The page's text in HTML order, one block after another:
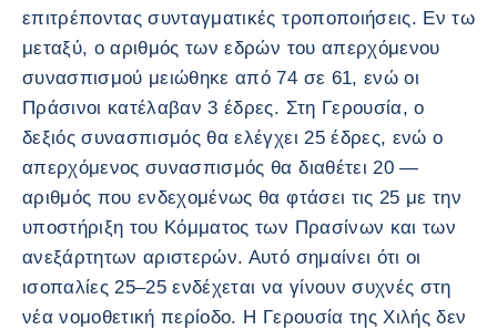
επιτρέποντας συνταγματικές τροποποιήσεις. Εν τω
μεταξύ, ο αριθμός των εδρών του απερχόμενου
συνασπισμού μειώθηκε από 74 σε 61, ενώ οι
Πράσινοι κατέλαβαν 3 έδρες. Στη Γερουσία, ο
δεξιός συνασπισμός θα ελέγχει 25 έδρες, ενώ ο
απερχόμενος συνασπισμός θα διαθέτει 20 —
αριθμός που ενδεχομένως θα φτάσει τις 25 με την
υποστήριξη του Κόμματος των Πρασίνων και των
ανεξάρτητων αριστερών. Αυτό σημαίνει ότι οι
ισοπαλίες 25–25 ενδέχεται να γίνουν συχνές στη
νέα νομοθετική περίοδο. Η Γερουσία της Χιλής δεν